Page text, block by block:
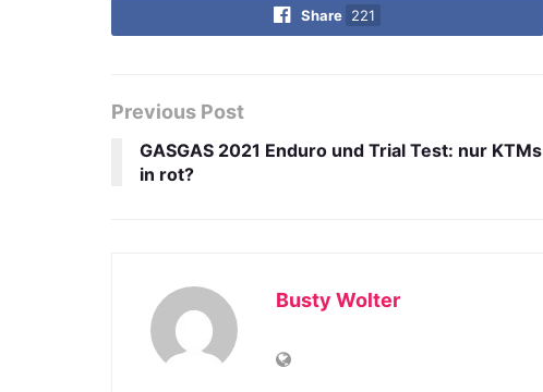
Share 221
Previous Post
GASGAS 2021 Enduro und Trial Test: nur KTMs
in rot?
Busty Wolter